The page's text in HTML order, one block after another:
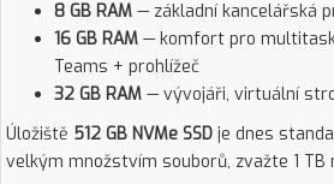
8 GB RAM — základní kancelářská
16 GB RAM — komfort pro
Teams + prohlížeč
32 GB RAM — vývojáři, virtuální
Úložiště 512 GB NVMe SSD je dnes
velkým množstvím souborů, zvažte 1 TB